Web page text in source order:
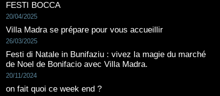
FESTI BOCCA
20/04/2025
Villa Madra se prépare pour vous accueillir
26/03/2025
Festi di Natale in Bunifaziu : vivez la magie du marché
de Noel de Bonifacio avec Villa Madra.
20/11/2024
on fait quoi ce week end ?